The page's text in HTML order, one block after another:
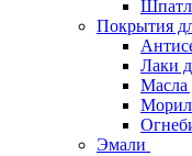
Покрытия
Лаки
Масла
Эмали